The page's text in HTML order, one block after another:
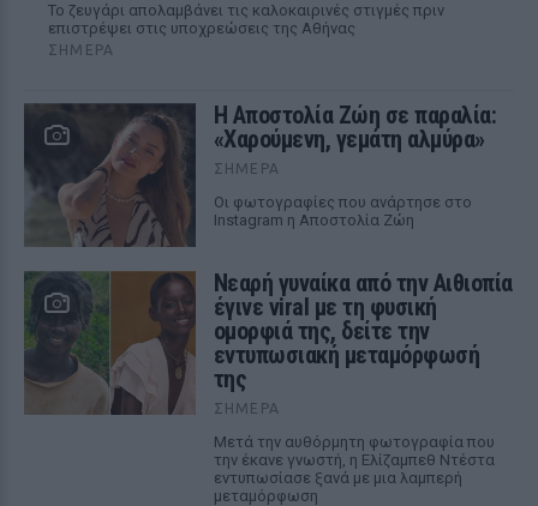
Το ζευγάρι απολαμβάνει τις καλοκαιρινές στιγμές πριν
επιστρέψει στις υποχρεώσεις της Αθήνας
ΣΉΜΕΡΑ
Η Αποστολία Ζώη σε παραλία:
«Χαρούμενη, γεμάτη αλμύρα»
ΣΉΜΕΡΑ
Οι φωτογραφίες που ανάρτησε στο
Instagram η Αποστολία Ζώη
Νεαρή γυναίκα από την Αιθιοπία
έγινε viral με τη φυσική
ομορφιά της, δείτε την
εντυπωσιακή μεταμόρφωσή
της
ΣΉΜΕΡΑ
Μετά την αυθόρμητη φωτογραφία που
την έκανε γνωστή, η Ελίζαμπεθ Ντέστα
εντυπωσίασε ξανά με μια λαμπερή
μεταμόρφωση